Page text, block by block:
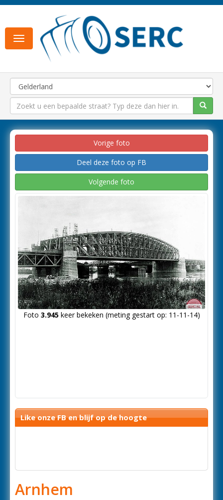
Toggle
navigation
Vorige foto
Deel deze foto op FB
Volgende foto
Foto 3.945keer bekeken (meting gestart op: 11-11-14)
Like onze FB en blijf op de hoogte
Arnhem